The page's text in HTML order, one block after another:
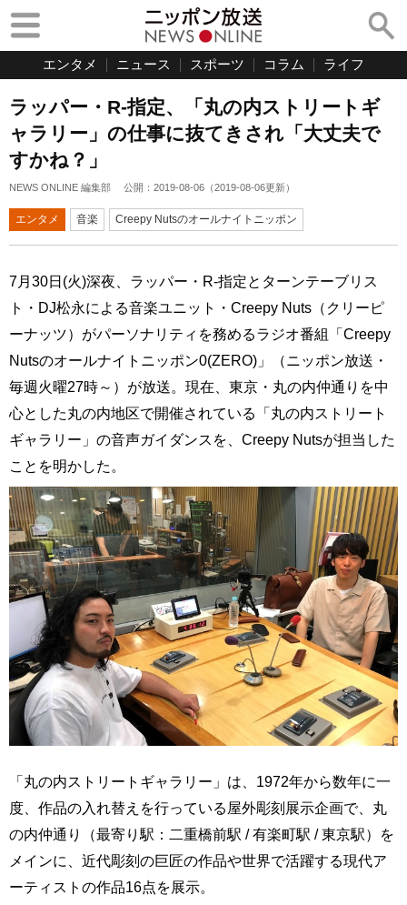
エンタメ ニュース スポーツ コラム ライフ
ラッパー・R-指定、「丸の内ストリートギ
ャラリー」の仕事に抜てきされ「大丈夫で
すかね？」
NEWS ONLINE 編集部 公開： 2019-08-06 （2019-08-06更新）
エンタメ 音楽 Creepy Nutsのオールナイトニッポン
7月30日(火)深夜、ラッパー・R-指定とターンテーブリス
ト・DJ松永による音楽ユニット・Creepy Nuts（クリーピ
ーナッツ）がパーソナリティを務めるラジオ番組「Creepy
Nutsのオールナイトニッポン0(ZERO)」（ニッポン放送・
毎週火曜27時～）が放送。現在、東京・丸の内仲通りを中
心とした丸の内地区で開催されている「丸の内ストリート
ギャラリー」の音声ガイダンスを、Creepy Nutsが担当した
ことを明かした。
「丸の内ストリートギャラリー」は、1972年から数年に一
度、作品の入れ替えを行っている屋外彫刻展示企画で、丸
の内仲通り（最寄り駅：二重橋前駅 / 有楽町駅 / 東京駅）を
メインに、近代彫刻の巨匠の作品や世界で活躍する現代ア
ーティストの作品16点を展示。